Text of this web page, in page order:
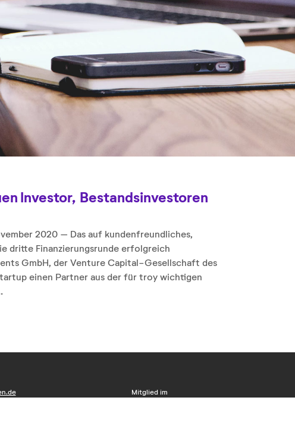
Investor, Bestandsinvestoren
2020 – Das auf kundenfreundliches,
dritte Finanzierungsrunde erfolgreich
GmbH, der Venture Capital-Gesellschaft des
einen Partner aus der für troy wichtigen
Mitglied im